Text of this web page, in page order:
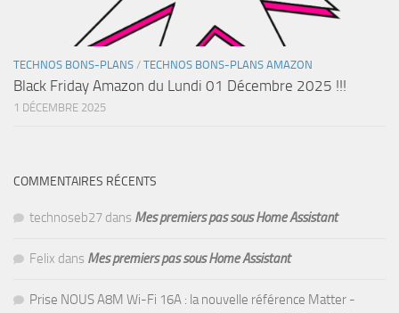
TECHNOS BONS-PLANS / TECHNOS BONS-PLANS AMAZON
Black Friday Amazon du Lundi 01 Décembre 2025 !!!
1 DÉCEMBRE 2025
COMMENTAIRES RÉCENTS
technoseb27 dans Mes premiers pas sous Home Assistant
Felix dans Mes premiers pas sous Home Assistant
Prise NOUS A8M Wi-Fi 16A : la nouvelle référence Matter -